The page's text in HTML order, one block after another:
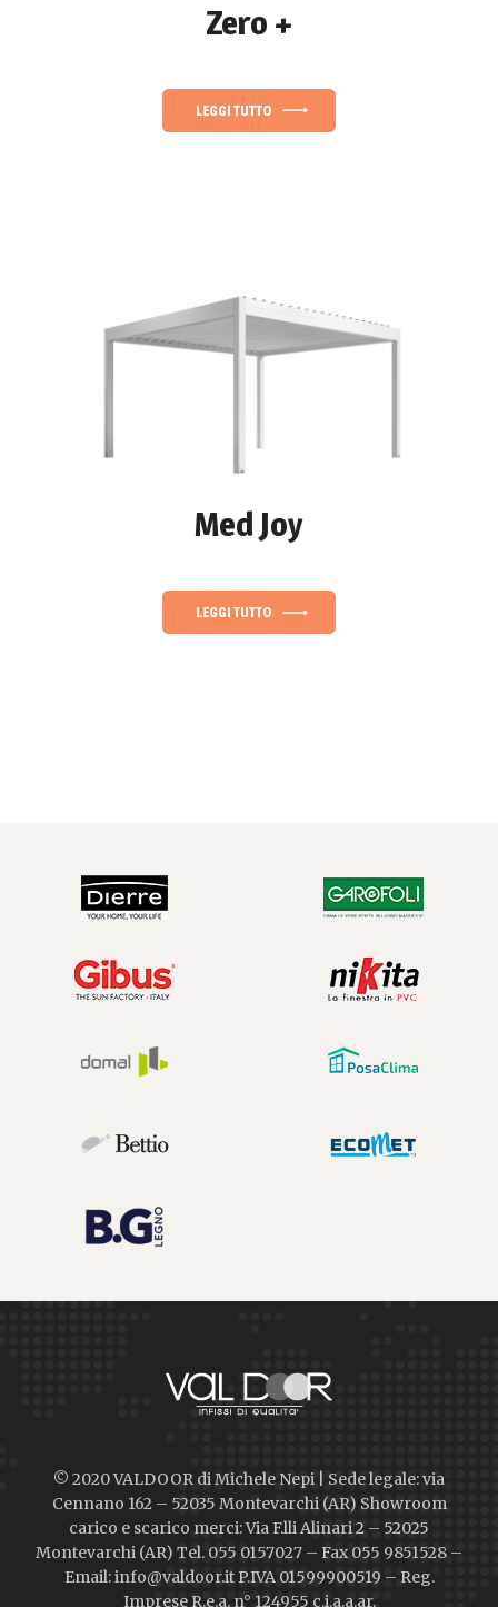
Zero +
LEGGI TUTTO
Med Joy
LEGGI TUTTO
© 2020 VALDOOR di Michele Nepi | Sede legale: via
Cennano 162 – 52035 Montevarchi (AR) Showroom
carico e scarico merci: Via F.lli Alinari 2 – 52025
Montevarchi (AR) Tel. 055 0157027 – Fax 055 9851528 –
Email: info@valdoor.it P.IVA 01599900519 – Reg.
Imprese R.e.a. n° 124955 c.i.a.a.ar.